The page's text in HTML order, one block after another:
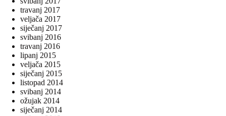
travanj 2017
veljača 2017
siječanj 2017
svibanj 2016
travanj 2016
lipanj 2015
veljača 2015
siječanj 2015
listopad 2014
svibanj 2014
ožujak 2014
siječanj 2014